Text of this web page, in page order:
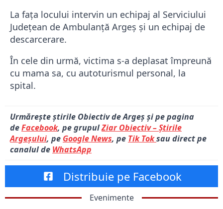
La fața locului intervin un echipaj al Serviciului
Județean de Ambulanță Argeș și un echipaj de
descarcerare.
În cele din urmă, victima s-a deplasat împreună
cu mama sa, cu autoturismul personal, la
spital.
Urmărește știrile Obiectiv de Argeș și pe pagina
deFacebook, pe grupulZiar Obiectiv – Știrile
Argeșului, pe Google News, pe Tik Toksau direct pe
canalul de WhatsApp
Distribuie pe Facebook
Evenimente